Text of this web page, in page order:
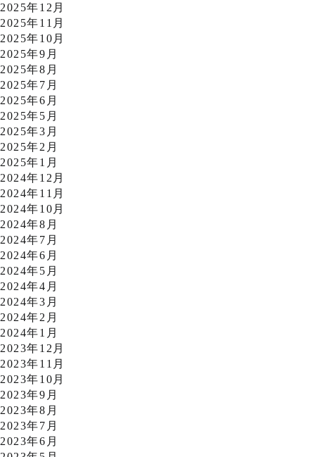
2025年12月
2025年11月
2025年10月
2025年9月
2025年8月
2025年7月
2025年6月
2025年5月
2025年3月
2025年2月
2025年1月
2024年12月
2024年11月
2024年10月
2024年8月
2024年7月
2024年6月
2024年5月
2024年4月
2024年3月
2024年2月
2024年1月
2023年12月
2023年11月
2023年10月
2023年9月
2023年8月
2023年7月
2023年6月